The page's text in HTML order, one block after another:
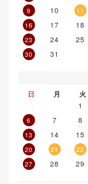
9 10 11
16
17 18
23
24 25
30
31
日
月 火
1
6
7 8
13
14 15
20
21 22
27
28 29